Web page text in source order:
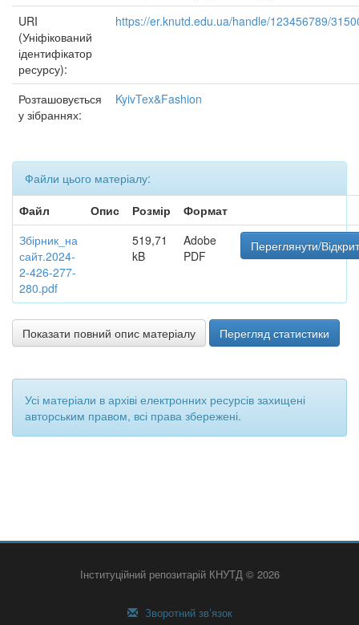
URI
(Уніфікований
ідентифікатор
ресурсу):
https://er.knutd.edu.ua/handle/123456789/
Розташовується
у зібраннях:
KyivTex&Fashion
Файли цього матеріалу:
Файл
Опис Розмір
Формат
Збірник_на
сайт.2024-
2-426-277-
280.pdf
519,71
kB
Adobe
PDF
Переглянути/
Показати повний опис матеріалу Перегляд статистики
Усі матеріали в архіві електронних ресурсів захищені
авторським правом, всі права збережені.
Інституційний репозитарій КНУТД © 2026
Зворотний зв’язок